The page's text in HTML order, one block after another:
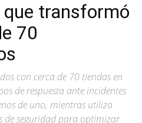
transformó
70
con cerca de 70 tiendas en
de respuesta ante incidentes
de uno, mientras utiliza
de seguridad para optimizar